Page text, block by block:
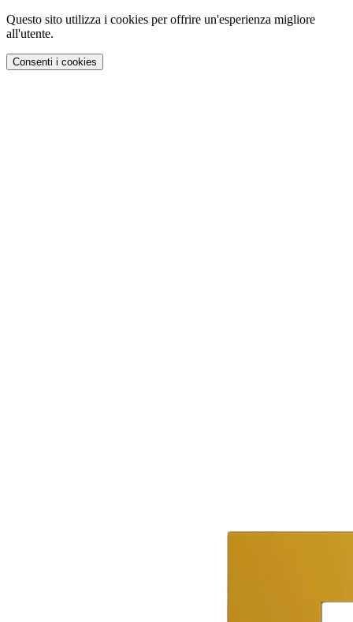
Questo sito utilizza i cookies per offrire un'esperienza migliore
all'utente.
Consenti i cookies